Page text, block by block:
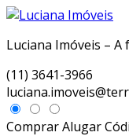
Luciana Imóveis – A
(11) 3641-3966
ComprarAlugar